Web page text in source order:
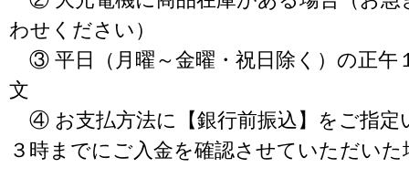
わせください）
③ 平日（月曜～金曜・祝日除く）の正午
文
④ お支払方法に【銀行前振込】をご指定
３時までにご入金を確認させていただいた